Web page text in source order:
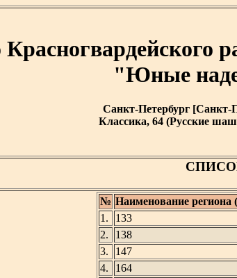
"Юные
Санкт-Петербург [Санкт-
Классика, 64 (Русские
№ Наименование
1.
133
2.
138
3.
147
4.
164